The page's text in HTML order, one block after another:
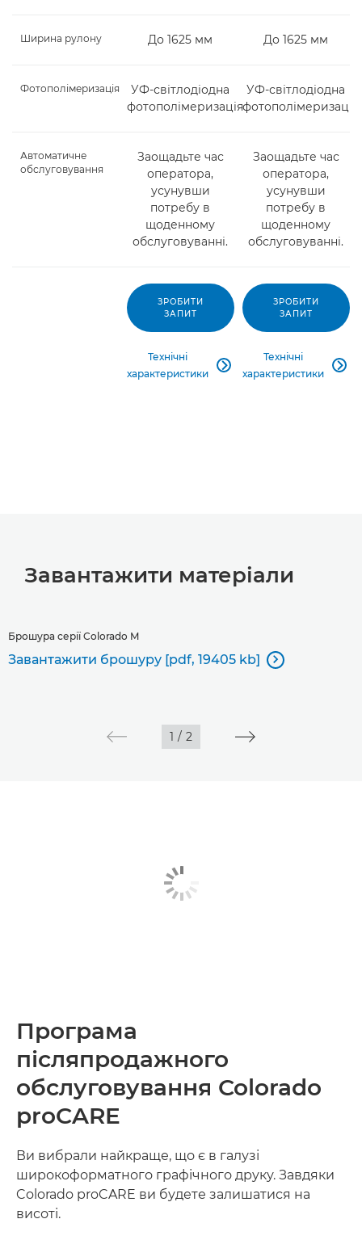
Ширина рулону До 1625 мм До 1625 мм
Фотополімеризація
УФ-світлодіодна
фотополімеризація
УФ-світлодіодна
фотополімеризація
Автоматичне
обслуговування
Заощадьте час
оператора,
усунувши
потребу в
щоденному
обслуговуванні.
Заощадьте час
оператора,
усунувши
потребу в
щоденному
обслуговуванні.
ЗРОБИТИ
ЗАПИТ
Технічні
характеристики

ЗРОБИТИ
ЗАПИТ
Технічні
характеристики

Завантажити матеріали
Брошура серії Colorado M
Завантажити брошуру [pdf, 19405 kb] 
1 / 2
Програма
післяпродажного
обслуговування Colorado
proCARE
Ви вибрали найкраще, що є в галузі
широкоформатного графічного друку. Завдяки
Colorado proCARE ви будете залишатися на
висоті.